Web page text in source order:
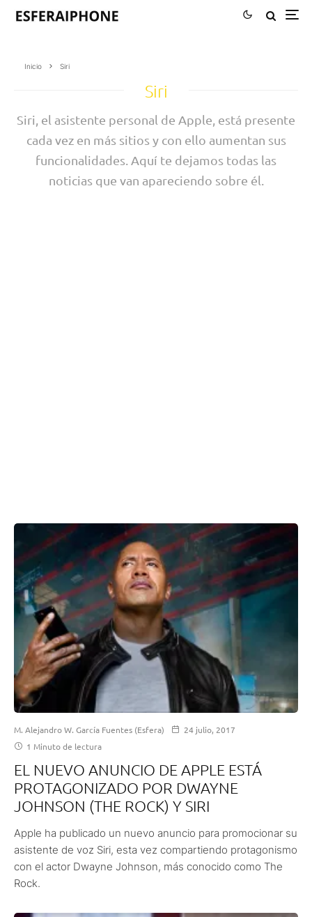
Inicio Siri
Siri
Siri, el asistente personal de Apple, está presente
cada vez en más sitios y con ello aumentan sus
funcionalidades. Aquí te dejamos todas las
noticias que van apareciendo sobre él.
M. Alejandro W. García Fuentes (Esfera)
24 julio, 2017
1 Minuto de lectura
EL NUEVO ANUNCIO DE APPLE ESTÁ
PROTAGONIZADO POR DWAYNE
JOHNSON (THE ROCK) Y SIRI
Apple ha publicado un nuevo anuncio para promocionar su
asistente de voz Siri, esta vez compartiendo protagonismo
con el actor Dwayne Johnson, más conocido como The
Rock.